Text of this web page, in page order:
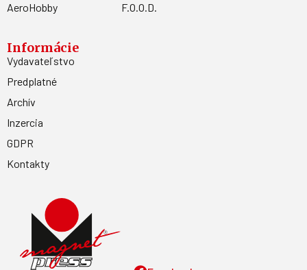
AeroHobby
F.O.O.D.
Informácie
Vydavateľstvo
Predplatné
Archív
Inzercia
GDPR
Kontakty